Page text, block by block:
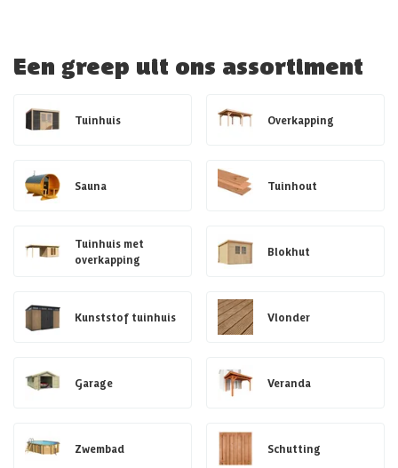
Een greep uit ons assortiment
Tuinhuis Overkapping
Sauna Tuinhout
Tuinhuis met
overkapping
Blokhut
Kunststof tuinhuis Vlonder
Garage Veranda
Zwembad Schutting